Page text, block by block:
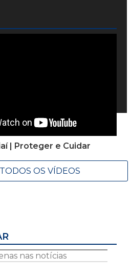
| Proteger e Cuidar
TODOS OS VÍDEOS